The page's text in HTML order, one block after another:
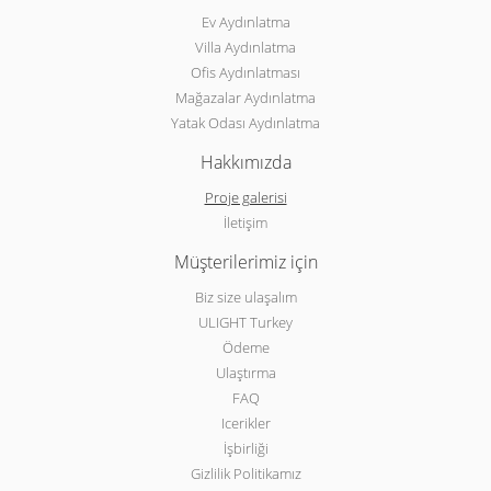
Ev Aydınlatma
Villa Aydınlatma
Ofis Aydınlatması
Mağazalar Aydınlatma
Yatak Odası Aydınlatma
Hakkımızda
Proje galerisi
İletişim
Müşterilerimiz için
Biz size ulaşalım
ULIGHT Turkey
Ödeme
Ulaştırma
FAQ
Icerikler
İşbirliği
Gizlilik Politikamız